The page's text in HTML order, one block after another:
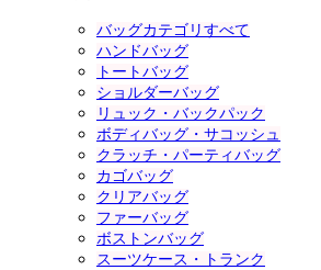
バッグカテゴリすべて
ハンドバッグ
トートバッグ
ショルダーバッグ
リュック・バックパック
ボディバッグ・サコッシュ
クラッチ・パーティバッグ
カゴバッグ
クリアバッグ
ファーバッグ
ボストンバッグ
スーツケース・トランク